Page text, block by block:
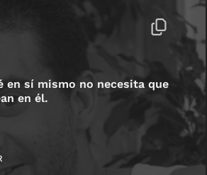
en sí mismo no necesita que
en él.